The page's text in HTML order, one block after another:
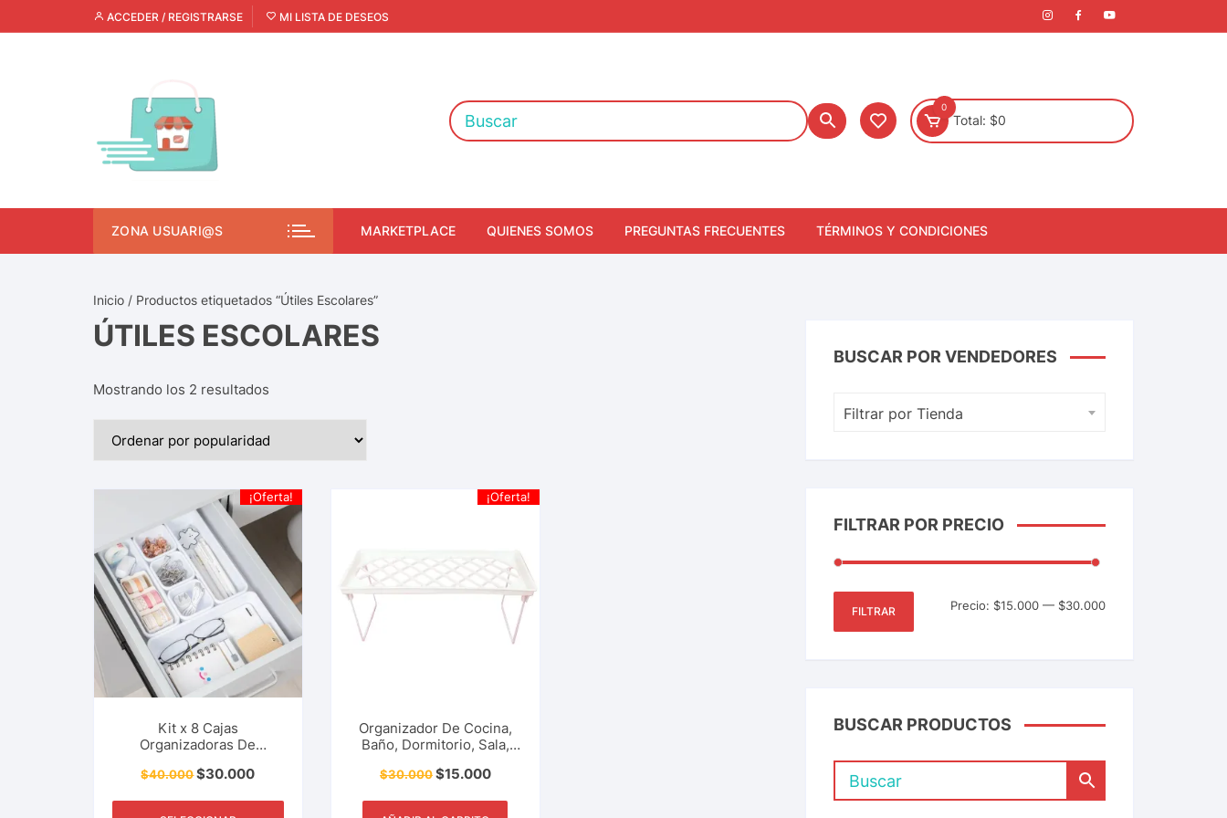
ACCEDER / REGISTRARSE MI LISTA DE DESEOS
0
Total: $0
ZONA USUARI@S MARKETPLACE QUIENES SOMOS PREGUNTAS FRECUENTES TÉRMINOS Y CONDICIONES
Inicio / Productos etiquetados “Útiles Escolares”
ÚTILES ESCOLARES
Mostrando los 2 resultados
¡Oferta!
Kit x 8 Cajas
Organizadoras De
Útiles Escolares,
$40.000$30.000
¡Oferta!
Organizador De Cocina,
Baño, Dormitorio, Sala,
Útiles Escolares, Estante
Apilable, Accesorio Del
$30.000$15.000
BUSCAR POR VENDEDORES
Filtrar por Tienda
FILTRAR POR PRECIO
FILTRAR Precio: $15.000 — $30.000
BUSCAR PRODUCTOS